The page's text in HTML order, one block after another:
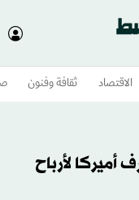
الاقتصاد ثقافة وفنون
لأرباح